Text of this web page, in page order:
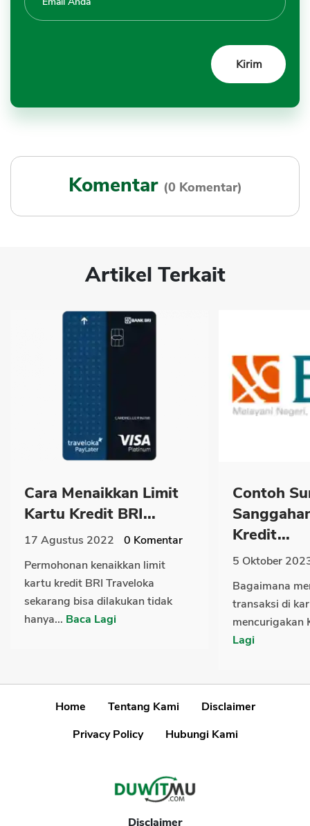
Komentar (0 Komentar)
Artikel Terkait
Cara Menaikkan Limit
Kartu Kredit BRI...
17 Agustus 2022 0 Komentar
Permohonan kenaikkan limit
kartu kredit BRI Traveloka
sekarang bisa dilakukan tidak
hanya... Baca Lagi
Contoh
Kredit...
5 Oktober
Bagaimana
transaksi di
mencurigakan
Lagi
Home Tentang Kami
Disclaimer
Privacy Policy
Hubungi Kami
Disclaimer